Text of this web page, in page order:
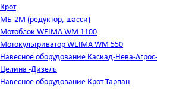
Крот
МБ-2М (редуктор, шасси)
Мотоблок WEIMA WM 1100
Мотокультриватор WEIMA WM 550
Навесное оборудование Каскад-Нева-Агрос-
Целина -Дизель
Навесное оборудование Крот-Тарпан